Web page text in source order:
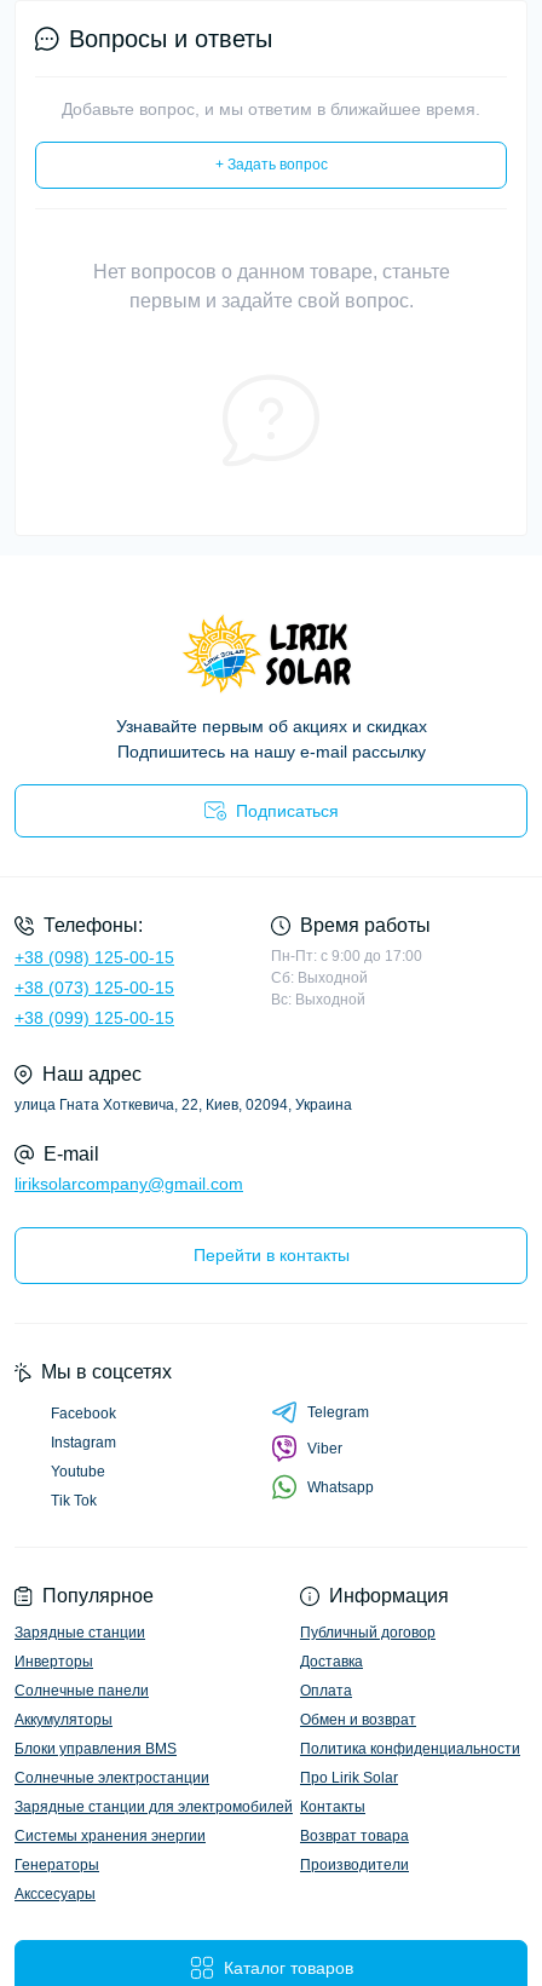
Вопросы и ответы
Добавьте вопрос, и мы ответим в ближайшее время.
+ Задать вопрос
Нет вопросов о данном товаре, станьте
первым и задайте свой вопрос.
Узнавайте первым об акциях и скидках
Подпишитесь на нашу e-mail рассылку
Подписаться
Телефоны:
+38 (098) 125-00-15
+38 (073) 125-00-15
+38 (099) 125-00-15
Время работы
Пн-Пт: с 9:00 до 17:00
Сб: Выходной
Вс: Выходной
Наш адрес
улица Гната Хоткевича, 22, Киев, 02094, Украина
E-mail
liriksolarcompany@gmail.com
Перейти в контакты
Популярное
Зарядные станции
Инверторы
Солнечные панели
Аккумуляторы
Блоки управления BMS
Солнечные электростанции
Зарядные станции для электромобилей
Системы хранения энергии
Генераторы
Акссесуары
Информация
Публичный договор
Доставка
Оплата
Обмен и возврат
Политика конфиденциальности
Про Lirik Solar
Контакты
Возврат товара
Производители
Каталог товаров
Мы в соцсетях
Facebook
Instagram
Youtube
Tik Tok
Telegram
Viber
Whatsapp